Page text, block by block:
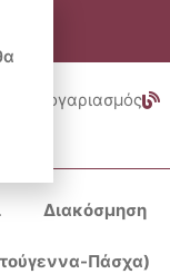
Λογαριασμός
Διακόσμηση
Πάσχα)